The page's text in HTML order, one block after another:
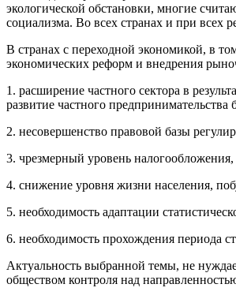
экологической обстановки, многие
социализма. Во всех странах и при всех
В странах с переходной экономикой, в
экономических реформ и внедрения
1. расширение частного сектора в
развитие частного
2. несовершенство правовой базы
3. чрезмерный уровень
4. снижение уровня жизни населения,
5. необходимость адаптации
6. необходимость прохождения периода
Актуальность выбранной темы, не
обществом контроля над